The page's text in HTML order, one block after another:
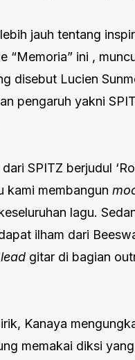
jauh tentang
“Memoria” ini ,
disebut Lucien
pengaruh yakni
SPITZ berjudul
kami membangun
lagu.
ilham dari
lead gitar di bagian
Kanaya
memakai diksi